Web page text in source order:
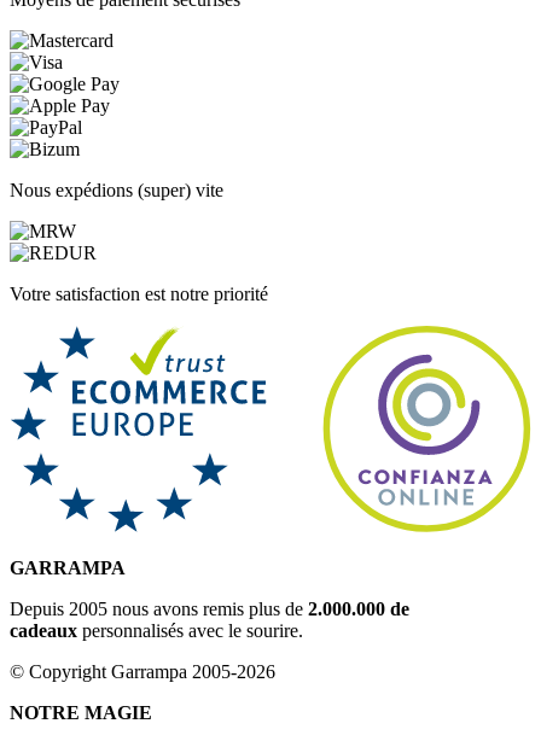
Nous expédions (super) vite
Votre satisfaction est notre priorité
GARRAMPA
Depuis 2005 nous avons remis plus de 2.000.000 de
cadeaux personnalisés avec le sourire.
© Copyright Garrampa 2005-2026
NOTRE MAGIE